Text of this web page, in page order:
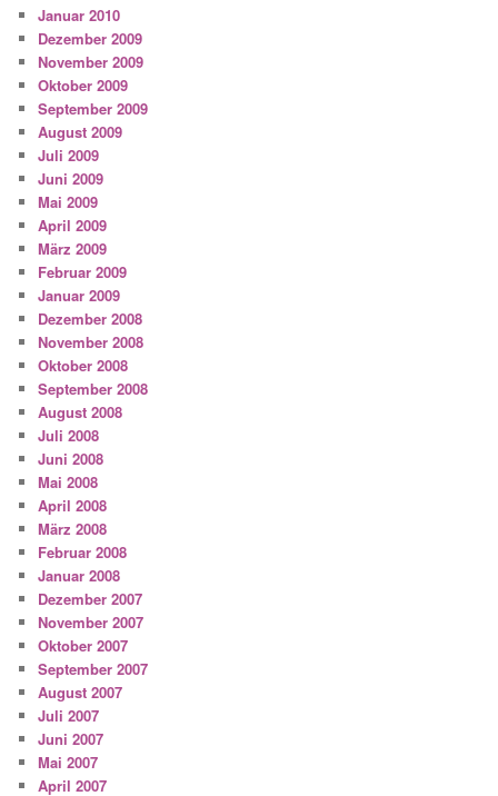
Januar 2010
Dezember 2009
November 2009
Oktober 2009
September 2009
August 2009
Juli 2009
Juni 2009
Mai 2009
April 2009
März 2009
Februar 2009
Januar 2009
Dezember 2008
November 2008
Oktober 2008
September 2008
August 2008
Juli 2008
Juni 2008
Mai 2008
April 2008
März 2008
Februar 2008
Januar 2008
Dezember 2007
November 2007
Oktober 2007
September 2007
August 2007
Juli 2007
Juni 2007
Mai 2007
April 2007